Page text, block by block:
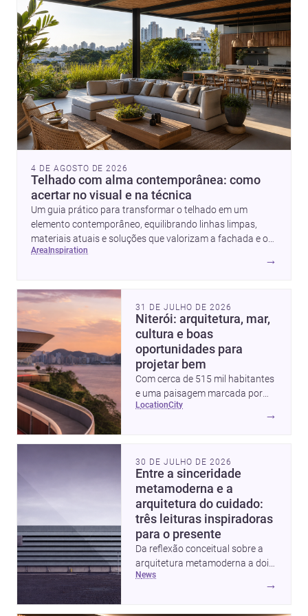
4 DE AGOSTO DE 2026
Telhado com alma contemporânea: como
acertar no visual e na técnica
Um guia prático para transformar o telhado em um
elemento contemporâneo, equilibrando linhas limpas,
materiais atuais e soluções que valorizam a fachada e o
conforto da casa.
area inspiration
→
31 DE JULHO DE 2026
Niterói: arquitetura, mar,
cultura e boas
oportunidades para
projetar bem
Com cerca de 515 mil habitantes
e uma paisagem marcada por
ícones como o Museu de Arte
Baía de Guanabara e um
mercado interessante para quem
quer construir, reformar ou
decorar.
location city
→
30 DE JULHO DE 2026
Entre a sinceridade
metamoderna e a
arquitetura do cuidado:
três leituras inspiradoras
para o presente
Da reflexão conceitual sobre a
arquitetura metamoderna a dois
projetos que colocam escala
humana, bem-estar e experiência
news
→